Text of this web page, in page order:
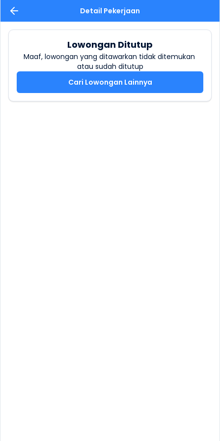
Detail Pekerjaan
Lowongan Ditutup
Maaf, lowongan yang ditawarkan tidak ditemukan
atau sudah ditutup
Cari Lowongan Lainnya